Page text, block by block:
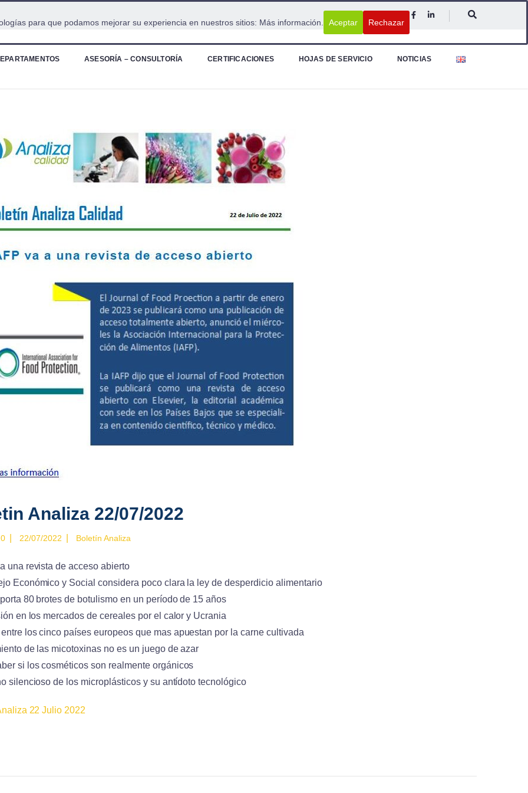
ASESORÍA – CONSULTORÍA CERTIFICACIONES HOJAS DE SERVICIO NOTICIAS
Analiza 22/07/2022
22/07/2022 Boletín Analiza
una revista de acceso abierto
Económico y Social considera poco clara la ley de desperdicio alimentario
80 brotes de botulismo en un período de 15 años
en los mercados de cereales por el calor y Ucrania
los cinco países europeos que mas apuestan por la carne cultivada
de las micotoxinas no es un juego de azar
si los cosméticos son realmente orgánicos
silencioso de los microplásticos y su antídoto tecnológico
22 Julio 2022
para que podamos mejorar su experiencia en nuestros sitios: Más información. Aceptar Rechazar